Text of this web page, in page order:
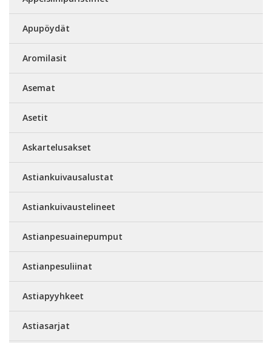
Apupöydät
Aromilasit
Asemat
Asetit
Askartelusakset
Astiankuivausalustat
Astiankuivaustelineet
Astianpesuainepumput
Astianpesuliinat
Astiapyyhkeet
Astiasarjat